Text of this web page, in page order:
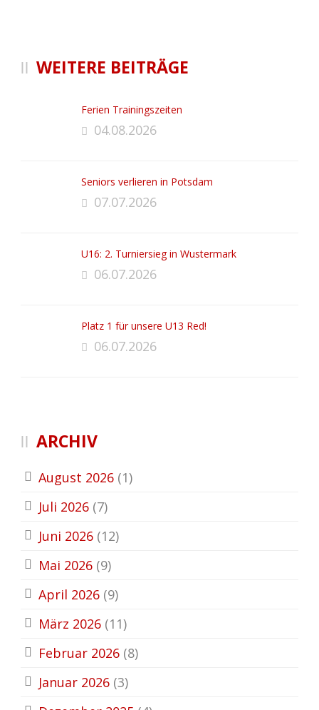
WEITERE BEITRÄGE
Ferien Trainingszeiten
04.08.2026
Seniors verlieren in Potsdam
07.07.2026
U16: 2. Turniersieg in Wustermark
06.07.2026
Platz 1 für unsere U13 Red!
06.07.2026
ARCHIV
August 2026 (1)
Juli 2026 (7)
Juni 2026 (12)
Mai 2026 (9)
April 2026 (9)
März 2026 (11)
Februar 2026 (8)
Januar 2026 (3)